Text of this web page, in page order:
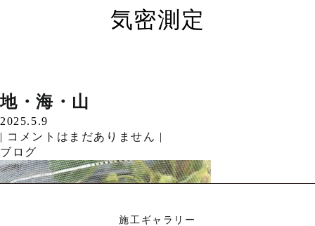
気密測定
気密測定
2025.5.31
| コメントはまだありません |
新着情報
弊社は全棟気密測定を…
Read More »
気密測定
2025.5.31
| コメントはまだありません |
新着情報
弊社は全棟気密測定を…
Read More »
地・海・山
2025.5.9
| コメントはまだありません |
ブログ
こんにちは。5月に入…
Read More »
施工ギャラリー